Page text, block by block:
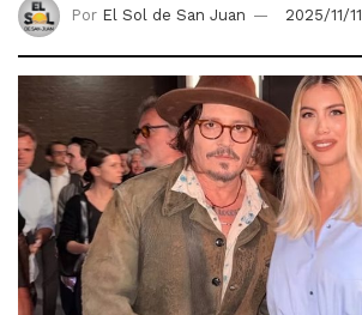
Por El Sol de San Juan 2025/11/11